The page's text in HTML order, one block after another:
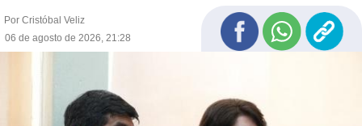
Por Cristóbal Veliz
06 de agosto de 2026, 21:28